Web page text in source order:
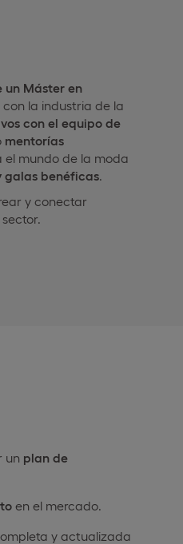
un Máster en
con la industria de la
con el equipo de
mentorías
el mundo de la moda
galas benéficas.
y conectar
un plan de
en el mercado.
y actualizada